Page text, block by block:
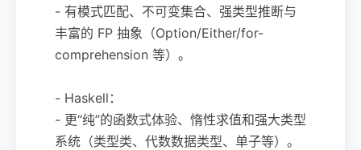
- 有模式匹配、不可变集合、强类型推断与
丰富的 FP 抽象（Option/Either/for-
comprehension 等）。
- Haskell：
- 更“纯”的函数式体验、惰性求值和强大类型
系统（类型类、代数数据类型、单子等）。